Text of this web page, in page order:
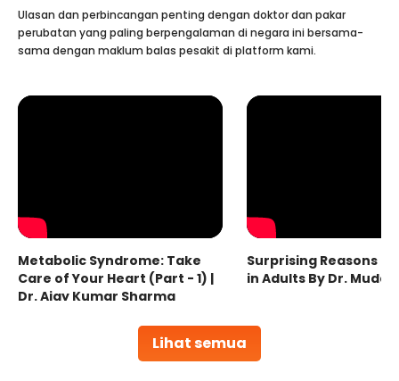
Lihat semua
Ulasan dan perbincangan penting dengan doktor dan pakar
perubatan yang paling berpengalaman di negara ini bersama-
sama dengan maklum balas pesakit di platform kami.
Metabolic Syndrome: Take
Care of Your Heart (Part - 1) |
Dr. Ajay Kumar Sharma
Surprising Reasons
in Adults By Dr.